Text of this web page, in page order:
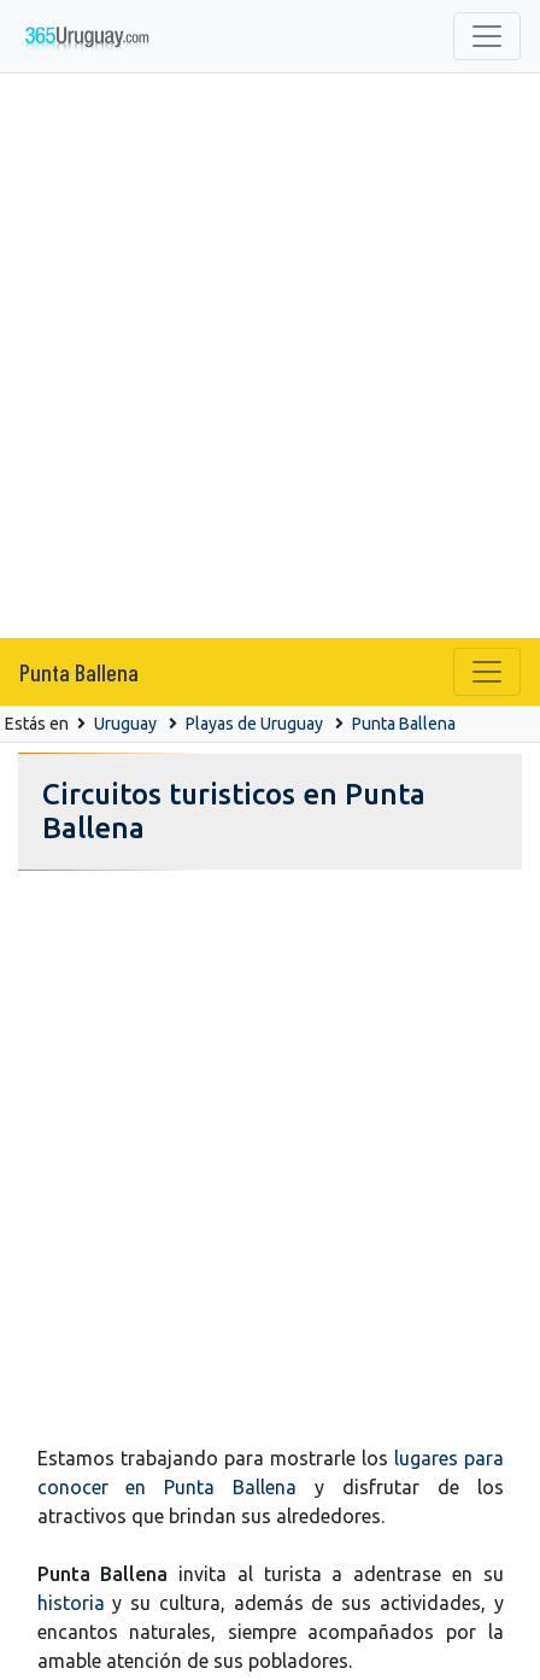
Punta Ballena
Estás en Uruguay Playas de Uruguay Punta Ballena
Circuitos turisticos en Punta
Ballena
Estamos trabajando para mostrarle los lugares para
conocer en Punta Ballena y disfrutar de los
atractivos que brindan sus alrededores.
Punta Ballena invita al turista a adentrase en su
historia y su cultura, además de sus actividades, y
encantos naturales, siempre acompañados por la
amable atención de sus pobladores.